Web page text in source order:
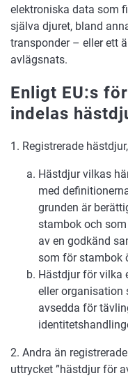
elektroniska data som
själva djuret, bland
transponder – eller ett
avlägsnats.
Enligt EU:s
indelas
1. Registrerade
Hästdjur vilkas
med
grunden är
stambok och
av en godkänd
som för stambok
Hästdjur för vilka
eller organisation
avsedda för
2. Andra än
uttrycket ”hästdjur för